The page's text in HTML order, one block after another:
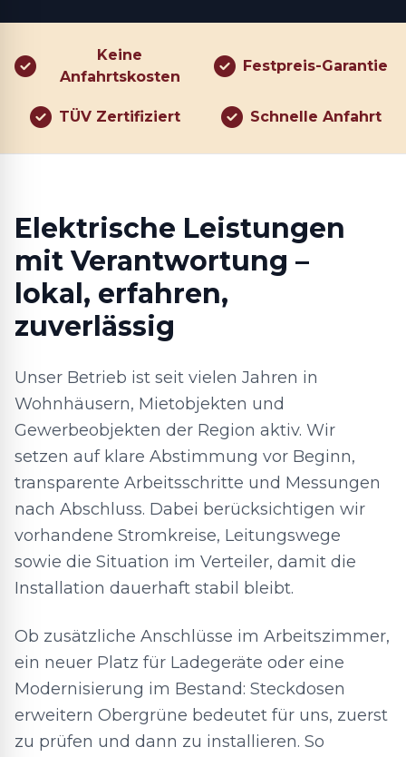
Keine
Anfahrtskosten
Festpreis-Garantie
TÜV Zertifiziert Schnelle Anfahrt
Elektrische Leistungen
mit Verantwortung –
lokal, erfahren,
zuverlässig
Unser Betrieb ist seit vielen Jahren in
Wohnhäusern, Mietobjekten und
Gewerbeobjekten der Region aktiv. Wir
setzen auf klare Abstimmung vor Beginn,
transparente Arbeitsschritte und Messungen
nach Abschluss. Dabei berücksichtigen wir
vorhandene Stromkreise, Leitungswege
sowie die Situation im Verteiler, damit die
Installation dauerhaft stabil bleibt.
Ob zusätzliche Anschlüsse im Arbeitszimmer,
ein neuer Platz für Ladegeräte oder eine
Modernisierung im Bestand: Steckdosen
erweitern Obergrüne bedeutet für uns, zuerst
zu prüfen und dann zu installieren. So